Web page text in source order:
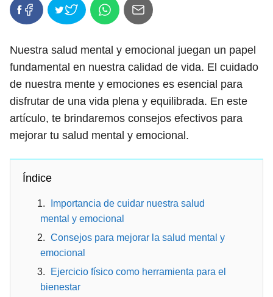
Nuestra salud mental y emocional juegan un papel
fundamental en nuestra calidad de vida. El cuidado
de nuestra mente y emociones es esencial para
disfrutar de una vida plena y equilibrada. En este
artículo, te brindaremos consejos efectivos para
mejorar tu salud mental y emocional.
Índice
Importancia de cuidar nuestra salud
mental y emocional
Consejos para mejorar la salud mental y
emocional
Ejercicio físico como herramienta para el
bienestar